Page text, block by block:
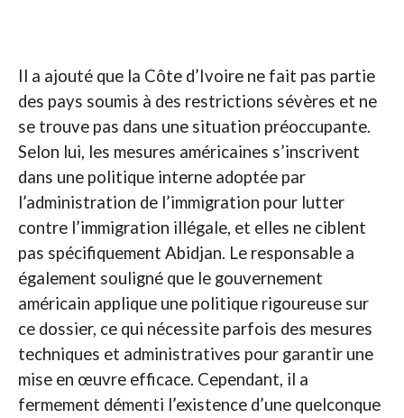
Il a ajouté que la Côte d’Ivoire ne fait pas partie
des pays soumis à des restrictions sévères et ne
se trouve pas dans une situation préoccupante.
Selon lui, les mesures américaines s’inscrivent
dans une politique interne adoptée par
l’administration de l’immigration pour lutter
contre l’immigration illégale, et elles ne ciblent
pas spécifiquement Abidjan. Le responsable a
également souligné que le gouvernement
américain applique une politique rigoureuse sur
ce dossier, ce qui nécessite parfois des mesures
techniques et administratives pour garantir une
mise en œuvre efficace. Cependant, il a
fermement démenti l’existence d’une quelconque